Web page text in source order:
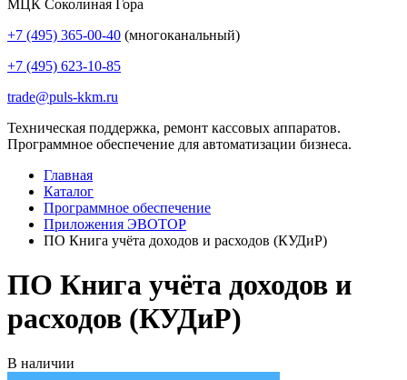
МЦК Соколиная Гора
+7 (495) 365-00-40 (многоканальный)
+7 (495) 623-10-85
trade@puls-kkm.ru
Техническая поддержка, ремонт кассовых аппаратов.
Программное обеспечение для автоматизации бизнеса.
Главная
Каталог
Программное обеспечение
Приложения ЭВОТОР
ПО Книга учёта доходов и расходов (КУДиР)
ПО Книга учёта доходов и
расходов (КУДиР)
В наличии